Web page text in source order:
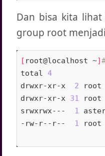
Dan bisa kita
group root
[ root@localhost ~]
total 4
drwxr-xr-x 2
drwxr-xr-x 31
srwxrwx---
1
-rw-r--r--
1